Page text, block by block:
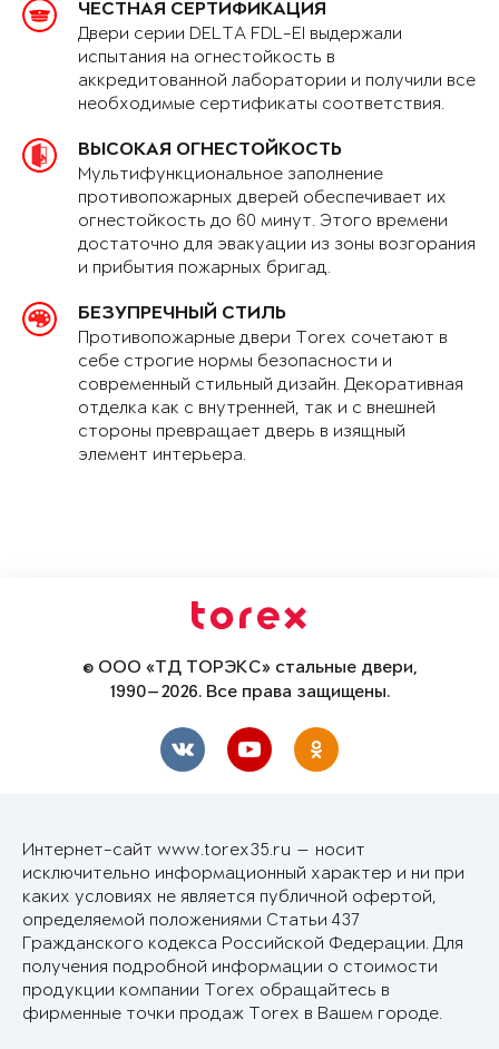
ЧЕСТНАЯ СЕРТИФИКАЦИЯ
Двери серии DELTA FDL-EI выдержали
испытания на огнестойкость в
аккредитованной лаборатории и получили все
необходимые сертификаты соответствия.
ВЫСОКАЯ ОГНЕСТОЙКОСТЬ
Мультифункциональное заполнение
противопожарных дверей обеспечивает их
огнестойкость до 60 минут. Этого времени
достаточно для эвакуации из зоны возгорания
и прибытия пожарных бригад.
БЕЗУПРЕЧНЫЙ СТИЛЬ
Противопожарные двери Torex сочетают в
себе строгие нормы безопасности и
современный стильный дизайн. Декоративная
отделка как с внутренней, так и с внешней
стороны превращает дверь в изящный
элемент интерьера.
© ООО «ТД ТОРЭКС» стальные двери,
1990—2026. Все права защищены.
Интернет-сайт www.torex35.ru — носит
исключительно информационный характер и ни при
каких условиях не является публичной офертой,
определяемой положениями Статьи 437
Гражданского кодекса Российской Федерации. Для
получения подробной информации о стоимости
продукции компании Torex обращайтесь в
фирменные точки продаж Torex в Вашем городе.